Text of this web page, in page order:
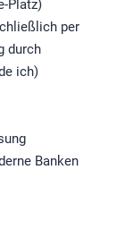
Platz)
per
durch
ich)
Banken